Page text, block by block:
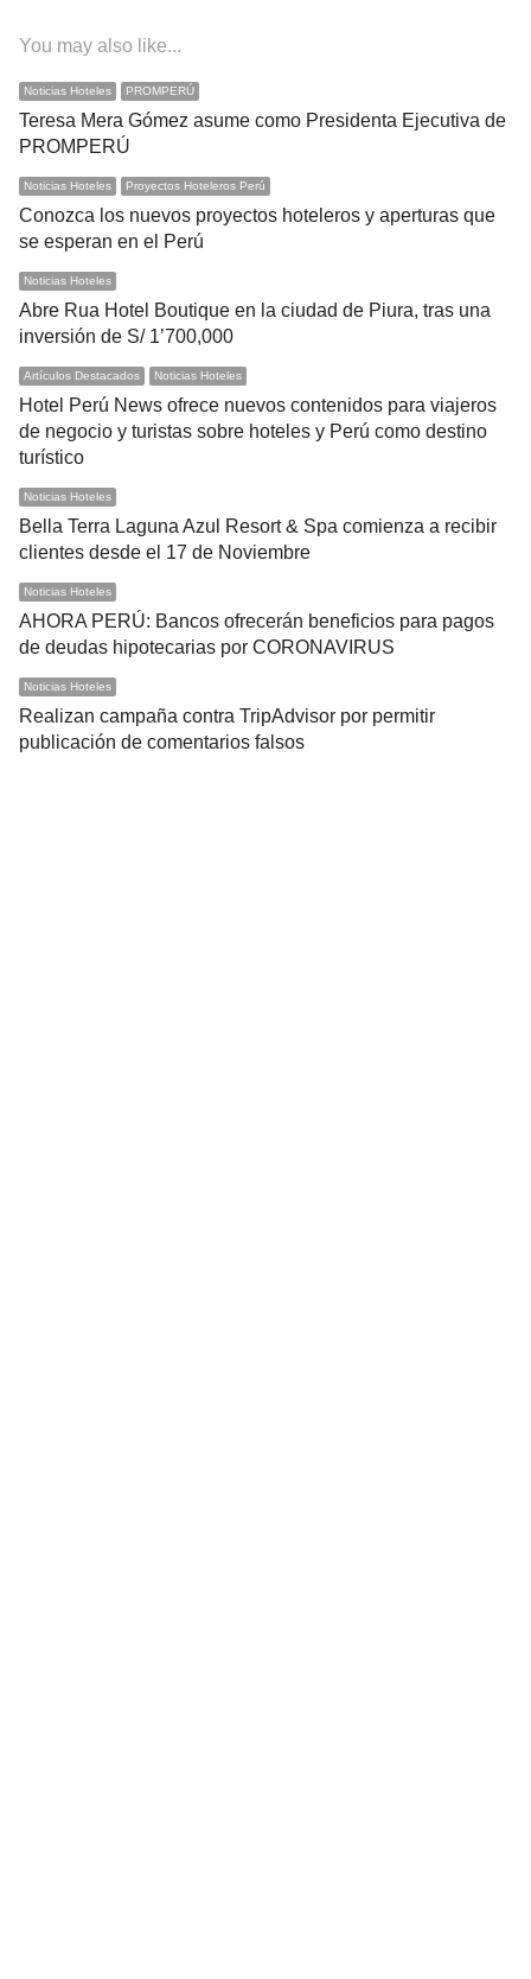
You may also like...
Noticias Hoteles PROMPERÚ
Teresa Mera Gómez asume como Presidenta Ejecutiva de
PROMPERÚ
Noticias Hoteles Proyectos Hoteleros Perú
Conozca los nuevos proyectos hoteleros y aperturas que
se esperan en el Perú
Noticias Hoteles
Abre Rua Hotel Boutique en la ciudad de Piura, tras una
inversión de S/ 1’700,000
Artículos Destacados Noticias Hoteles
Hotel Perú News ofrece nuevos contenidos para viajeros
de negocio y turistas sobre hoteles y Perú como destino
turístico
Noticias Hoteles
Bella Terra Laguna Azul Resort & Spa comienza a recibir
clientes desde el 17 de Noviembre
Noticias Hoteles
AHORA PERÚ: Bancos ofrecerán beneficios para pagos
de deudas hipotecarias por CORONAVIRUS
Noticias Hoteles
Realizan campaña contra TripAdvisor por permitir
publicación de comentarios falsos